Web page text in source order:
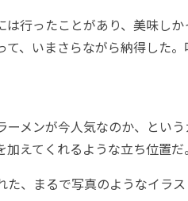
行ったことがあり、美味し
、いまさらながら納得した
メンが今人気なのか、とい
えてくれるような立ち位置だ。
、まるで写真のようなイラス